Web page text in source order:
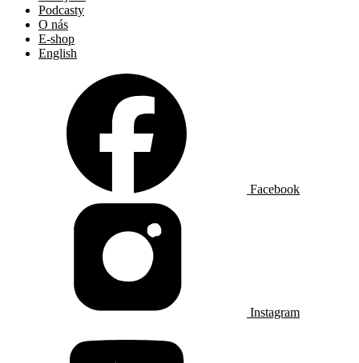
Podcasty
O nás
E-shop
English
Facebook
Instagram